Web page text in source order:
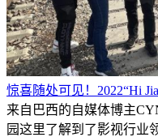
惊喜随处可见！2022“Hi
来自巴西的自媒体博主
园这里了解到了影视行业